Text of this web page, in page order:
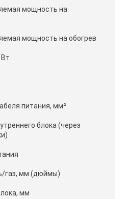
мощность на
мощность на обогрев
питания, мм²
блока (через
газ, мм (дюймы)
мм